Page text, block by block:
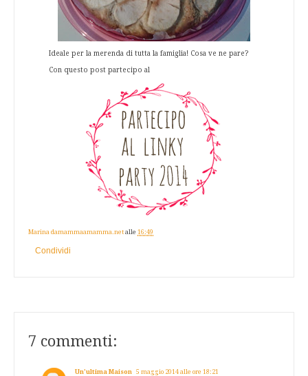
Ideale per la merenda di tutta la famiglia! Cosa ve ne pare?
Con questo post partecipo al
Marina damammaamamma.net alle 16:49
Condividi
7 commenti:
Un’ultima Maison 5 maggio 2014 alle ore 18:21